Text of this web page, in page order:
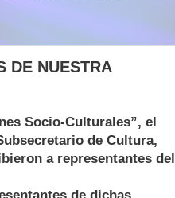
DE NUESTRA
Socio-Culturales”, el
de Cultura,
a representantes del
de dichas